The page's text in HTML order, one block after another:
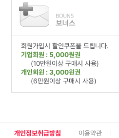
회원가입시 할인쿠폰을 드립니다.
기업회원 : 5,000원권
(10만원이상 구매시 사용)
개인회원 : 3,000원권
(6만원이상 구매시 사용)
개인정보취급방침 이용약관